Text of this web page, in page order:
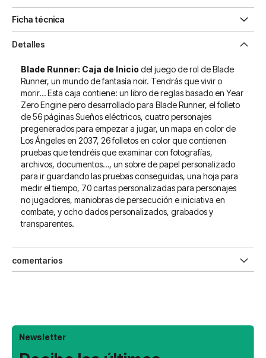
Ficha técnica
Detalles
Blade Runner: Caja de Inicio del juego de rol de Blade
Runner, un mundo de fantasía noir. Tendrás que vivir o
morir… Esta caja contiene: un libro de reglas basado en Year
Zero Engine pero desarrollado para Blade Runner, el folleto
de 56 páginas Sueños eléctricos, cuatro personajes
pregenerados para empezar a jugar, un mapa en color de
Los Ángeles en 2037, 26 folletos en color que contienen
pruebas que tendréis que examinar con fotografías,
archivos, documentos…, un sobre de papel personalizado
para ir guardando las pruebas conseguidas, una hoja para
medir el tiempo, 70 cartas personalizadas para personajes
no jugadores, maniobras de persecución e iniciativa en
combate, y ocho dados personalizados, grabados y
transparentes.
comentarios
Newsletter